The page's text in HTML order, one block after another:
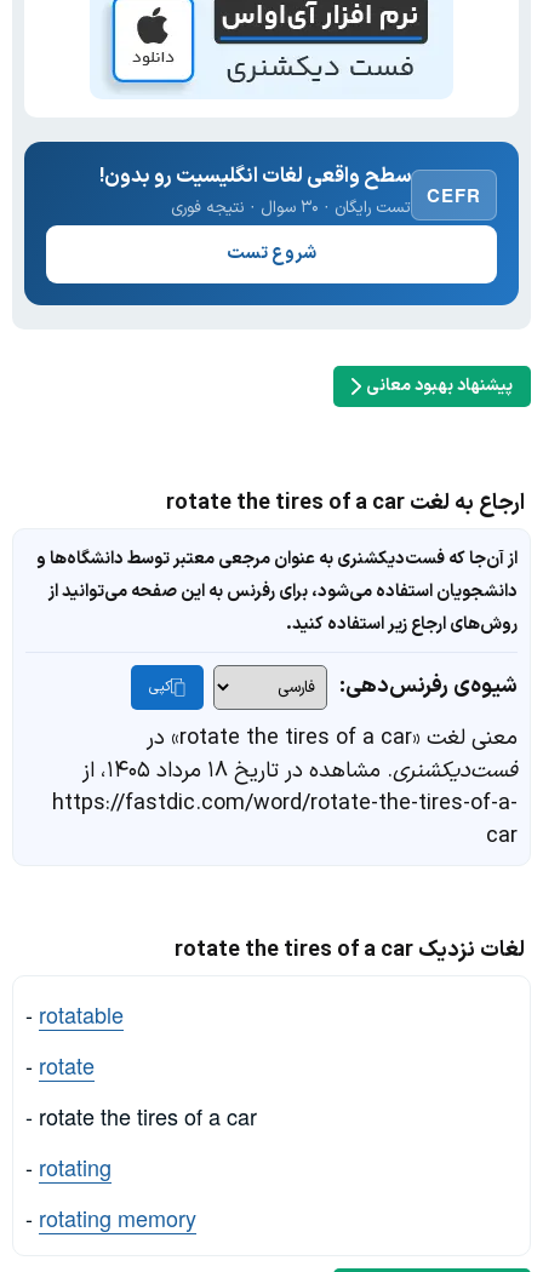
CEFR
سطح واقعی لغات انگلیسیت رو بدون!
تست رایگان · ۳۰ سوال · نتیجه فوری
شروع تست
پیشنهاد بهبود معانی
ارجاع به لغت rotate the tires of a car
از آن‌جا که فست‌دیکشنری به عنوان مرجعی معتبر توسط دانشگاه‌ها و
دانشجویان استفاده می‌شود، برای رفرنس به این صفحه می‌توانید از
روش‌های ارجاع زیر استفاده کنید.
شیوه‌ی رفرنس‌دهی: کپی
معنی لغت «rotate the tires of a car» در
فست‌دیکشنری
. مشاهده در تاریخ ۱۸ مرداد ۱۴۰۵، از
https://fastdic.com/word/rotate-the-tires-of-a-
car
لغات نزدیک rotate the tires of a car
- rotatable
- rotate
- rotate the tires of a car
- rotating
- rotating memory